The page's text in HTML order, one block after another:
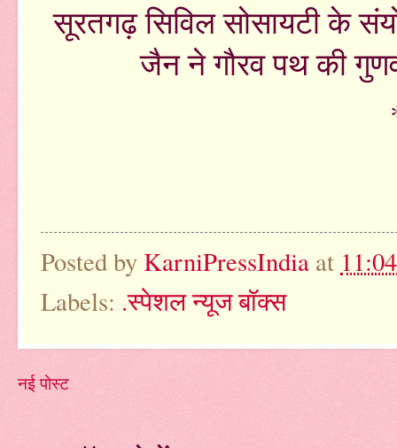
सूरतगढ़ सिविल सोसायटी के
जैन ने गौरव पथ की
Posted by KarniPressIndia at
Labels: .स्पेशल न्यूज बॉक्स
नई पोस्ट